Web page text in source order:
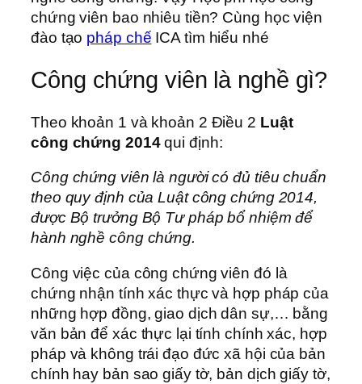
chứng viên bao nhiêu tiền? Cùng học viện
đào tạo pháp chế ICA tìm hiểu nhé
Công chứng viên là nghề gì?
Theo khoản 1 và khoản 2 Điều 2 Luật
công chứng 2014qui định:
Công chứng viên là người có đủ tiêu chuẩn
theo quy định của Luật công chứng 2014,
được Bộ trưởng Bộ Tư pháp bổ nhiệm để
hành nghề công chứng.
Công việc của công chứng viên đó là
chứng nhận tính xác thực và hợp pháp của
những hợp đồng, giao dịch dân sự,… bằng
văn bản để xác thực lại tính chính xác, hợp
pháp và không trái đạo đức xã hội của bản
chính hay bản sao giấy tờ, bản dịch giấy tờ,